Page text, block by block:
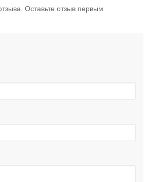
Оставьте отзыв первым